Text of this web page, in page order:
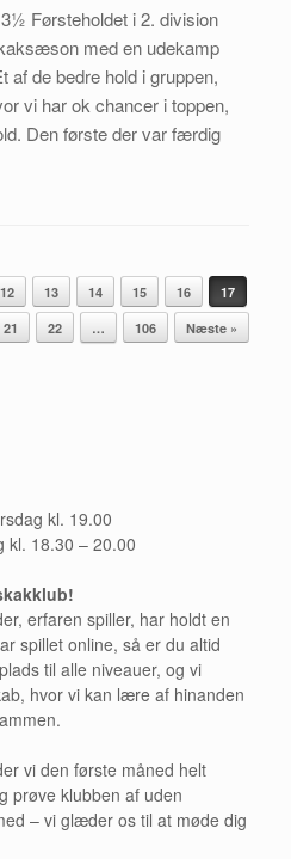
Førsteholdet i 2. division
med en udekamp
af de bedre hold i gruppen,
vi har ok chancer i toppen,
Den første der var færdig
12 13 14 15 16
17
21 22 … 106 Næste »
kl. 19.00
kl. 18.30 – 20.00
erfaren spiller, har holdt en
spillet online, så er du altid
til alle niveauer, og vi
hvor vi kan lære af hinanden
vi den første måned helt
prøve klubben af uden
– vi glæder os til at møde dig